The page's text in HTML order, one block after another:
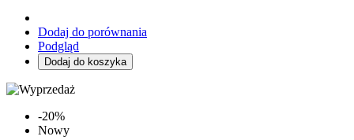
Dodaj do porównania
Podgląd
Dodaj do koszyka
-20%
Nowy